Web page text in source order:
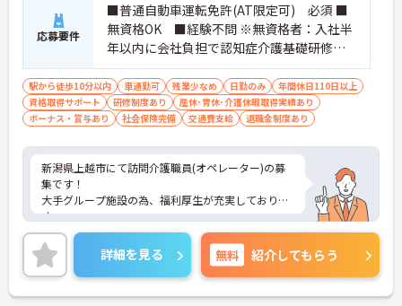
・夜勤のない日勤のみのお仕事で、週3日からの勤
務相談が可能など働きやすさが魅力です
・手厚い資格取得支援でさらなるキャリアアップが
・髪色やネイルなども規定内で自由となっており、
個性を大切に長くご活躍いただけます
応募要件
■普通自動車運転免許(AT限定可) 必須 ■
無資格OK ■経験不問 ※無資格者：入社半
年以内に会社負担で認知症介護基礎研修受
講
駅から徒歩10分以内 車通勤可 残業少なめ 日勤のみ
年間休日110日以上
資格取得サポート
研修制度あり
産休･育休･介護休暇取得実績あり
ボーナス・賞与あり
社会保険完備 交通費支給 退職金制度あり
新潟県上越市にて訪問介護職員(オペレーター)の募
集です！
大手グループ施設の為、福利厚生が充実しておりま
す。
ヘルパー・オペレーター・看護職員の3名体制で安
心して業務ができます。日勤のみでリフレッシュ休
暇もありプライベートとの両立も可能♪
社内研修制度も充実しており、キャリアアップを目
指す方にもおすすめです。
詳細を見る 無料 紹介してもらう